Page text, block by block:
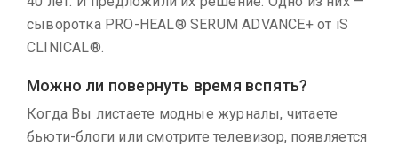
сыворотка PRO-HEAL® SERUM ADVANCE+ от iS
CLINICAL®.
Можно ли повернуть время вспять?
Когда Вы листаете модные журналы, читаете
бьюти-блоги или смотрите телевизор, появляется